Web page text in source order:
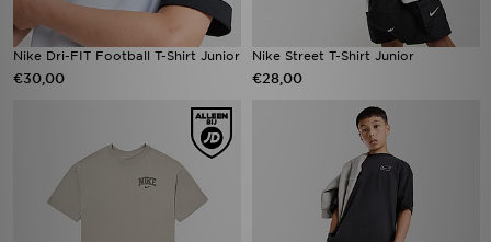
Nike Dri-FIT Football T-Shirt Junior
€30,00
Nike Street T-Shirt Junior
€28,00